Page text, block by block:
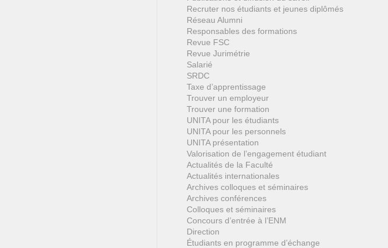
Recruter nos étudiants et jeunes diplômés
Réseau Alumni
Responsables des formations
Revue FSC
Revue Jurimétrie
Salarié
SRDC
Taxe d’apprentissage
Trouver un employeur
Trouver une formation
UNITA pour les étudiants
UNITA pour les personnels
UNITA présentation
Valorisation de l’engagement étudiant
Actualités de la Faculté
Actualités internationales
Archives colloques et séminaires
Archives conférences
Colloques et séminaires
Concours d’entrée à l’ENM
Direction
Étudiants en programme d’échange